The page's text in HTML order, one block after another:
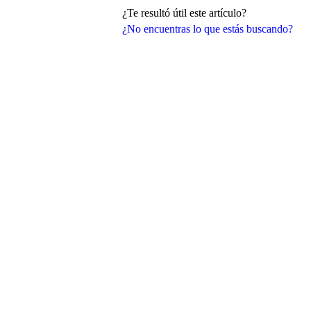
¿No encuentras lo que estás buscando?
¿Te resultó útil este artículo?